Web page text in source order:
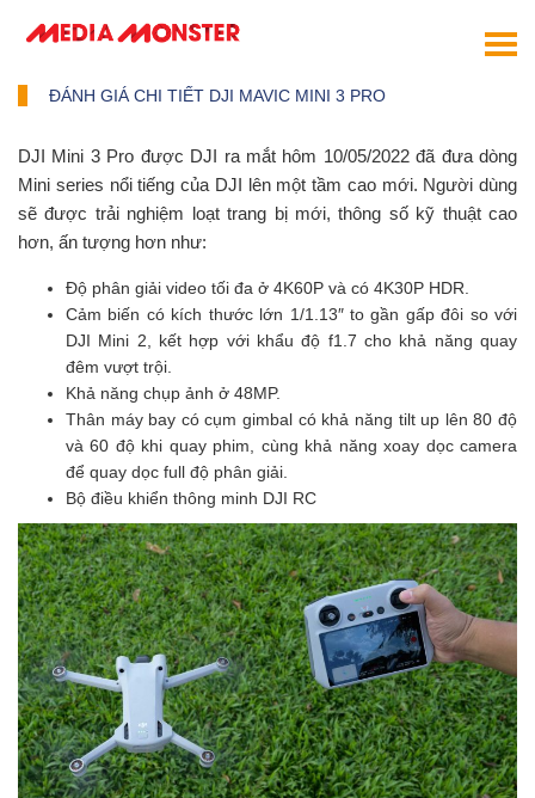
ĐÁNH GIÁ CHI TIẾT DJI MAVIC MINI 3 PRO
DJI Mini 3 Pro được DJI ra mắt hôm 10/05/2022 đã đưa dòng
Mini series nổi tiếng của DJI lên một tầm cao mới. Người dùng
sẽ được trải nghiệm loạt trang bị mới, thông số kỹ thuật cao
hơn, ấn tượng hơn như:
Độ phân giải video tối đa ở 4K60P và có 4K30P HDR.
Cảm biến có kích thước lớn 1/1.13″ to gần gấp đôi so với
DJI Mini 2, kết hợp với khẩu độ f1.7 cho khả năng quay
đêm vượt trội.
Khả năng chụp ảnh ở 48MP.
Thân máy bay có cụm gimbal có khả năng tilt up lên 80 độ
và 60 độ khi quay phim, cùng khả năng xoay dọc camera
để quay dọc full độ phân giải.
Bộ điều khiển thông minh DJI RC